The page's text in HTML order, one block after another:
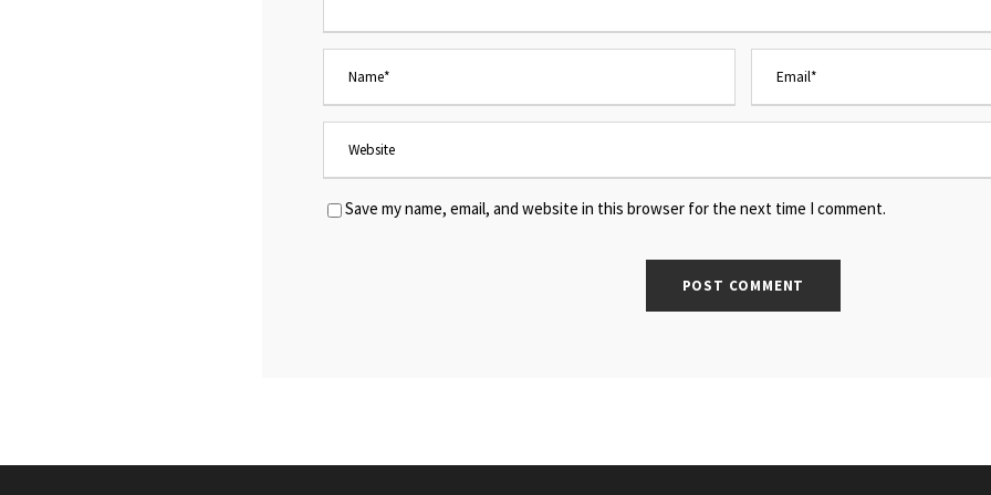
Save my name, email, and website in this browser for the next time I comment.